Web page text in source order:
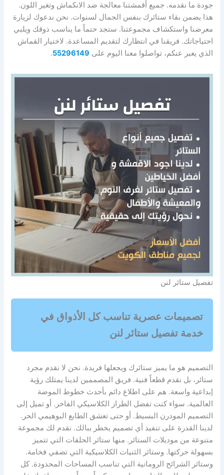
جودة ما نقدمه. جميع أقمشتنا معالجة ضد الانكماش وتغير اللون.
هذا يضمن بقاء ستائرك بنفس الجمال لسنوات. نحن ندعوك لزيارة
معرضنا واستكشاف مجموعتنا. ستجد حتماً ما يناسب ذوقك ويلبي
احتياجاتك. فريقنا في انتظارك لتقديم المساعدة. لاختيار القماش
الذي يعبر عنكم، تواصلوا معنا اليوم على 55296149
.
تفصيل ستائر لنن
تصميمات عصرية تناسب كل الأذواق في
خدمة تفصيل ستائر لنن
التصميم هو ما يميز ستائرك ويجعلها فريدة. نحن لا نقدم مجرد
ستائر، بل نقدم قطعاً فنية. فريق المصممين لدينا يمتلك رؤية
إبداعية واسعة. هم على اطلاع دائم بأحدث خطوط الموضة
العالمية. سواء كنت تفضل الطراز الكلاسيكي الفاخر. أو تميل إلى
التصميم المودرن البسيط. أو حتى تعشق الطابع البوهيمي الحر.
لدينا القدرة على تنفيذ أي تصميم يخطر ببالك. نقدم لك مجموعة
متنوعة من موديلات الستائر. منها ستائر الحلقات التي تتميز
بسهولة حركتها. وستائر الثنيات الكلاسيكية التي تضفي فخامة.
وستائر الشرائح الرومانية التي تناسب المساحات المحدودة. كل